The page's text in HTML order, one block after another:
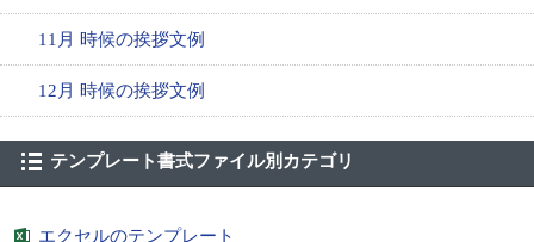
11月 時候の挨拶文例
12月 時候の挨拶文例
テンプレート書式ファイル別カテゴリ
エクセルのテンプレート